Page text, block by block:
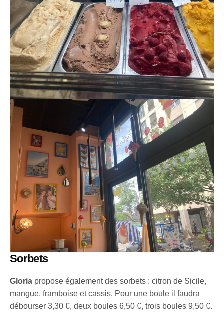
Sorbets
Gloria propose également des sorbets : citron de Sicile,
mangue, framboise et cassis. Pour une boule il faudra
débourser 3,30 €, deux boules 6,50 €, trois boules 9,50 €.